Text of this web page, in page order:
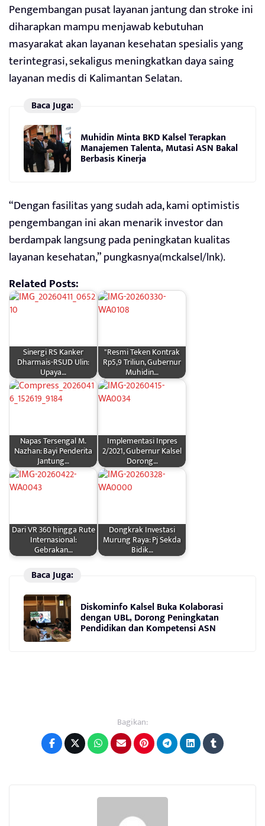
Pengembangan pusat layanan jantung dan stroke ini
diharapkan mampu menjawab kebutuhan
masyarakat akan layanan kesehatan spesialis yang
terintegrasi, sekaligus meningkatkan daya saing
layanan medis di Kalimantan Selatan.
Baca Juga:
Muhidin Minta BKD Kalsel Terapkan
Manajemen Talenta, Mutasi ASN Bakal
Berbasis Kinerja
“Dengan fasilitas yang sudah ada, kami optimistis
pengembangan ini akan menarik investor dan
berdampak langsung pada peningkatan kualitas
layanan kesehatan,” pungkasnya(mckalsel/lnk).
Related Posts:
Sinergi RS Kanker
Dharmais-RSUD Ulin:
Upaya…
"Resmi Teken Kontrak
Rp5,9 Triliun, Gubernur
Muhidin…
Napas Tersengal M.
Nazhan: Bayi Penderita
Jantung…
Implementasi Inpres
2/2021, Gubernur Kalsel
Dorong…
Dari VR 360 hingga Rute
Internasional:
Gebrakan…
Dongkrak Investasi
Murung Raya: Pj Sekda
Bidik…
Baca Juga:
Diskominfo Kalsel Buka Kolaborasi
dengan UBL, Dorong Peningkatan
Pendidikan dan Kompetensi ASN
Bagikan: